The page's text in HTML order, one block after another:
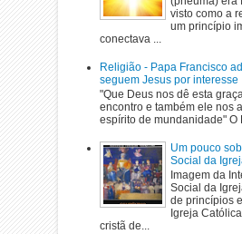
visto como a
um princípio
conectava ...
Religião - Papa Francisco
seguem Jesus por interesse
"Que Deus nos dê esta
encontro e também ele nos
espírito de mundanidade" O
Um pouco
Social da
Imagem da
Social da
de princípios
Igreja
cristã de...